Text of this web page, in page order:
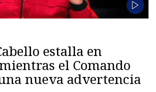
estalla en
el Comando
nueva advertencia